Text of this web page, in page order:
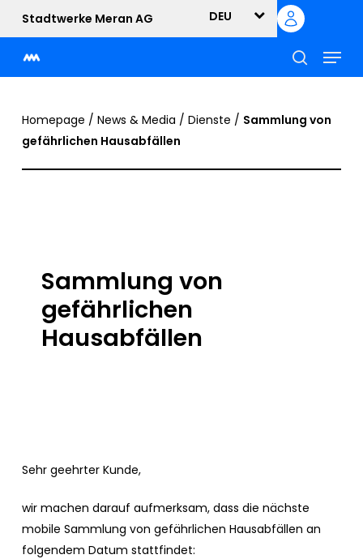
main
content
Stadtwerke Meran AG DEU
suche
Menu
Homepage / News & Media / Dienste / Sammlung von
gefährlichen Hausabfällen
Sammlung von
gefährlichen
Hausabfällen
Sehr geehrter Kunde,
wir machen darauf aufmerksam, dass die nächste
mobile Sammlung von gefährlichen Hausabfällen an
folgendem Datum stattfindet: